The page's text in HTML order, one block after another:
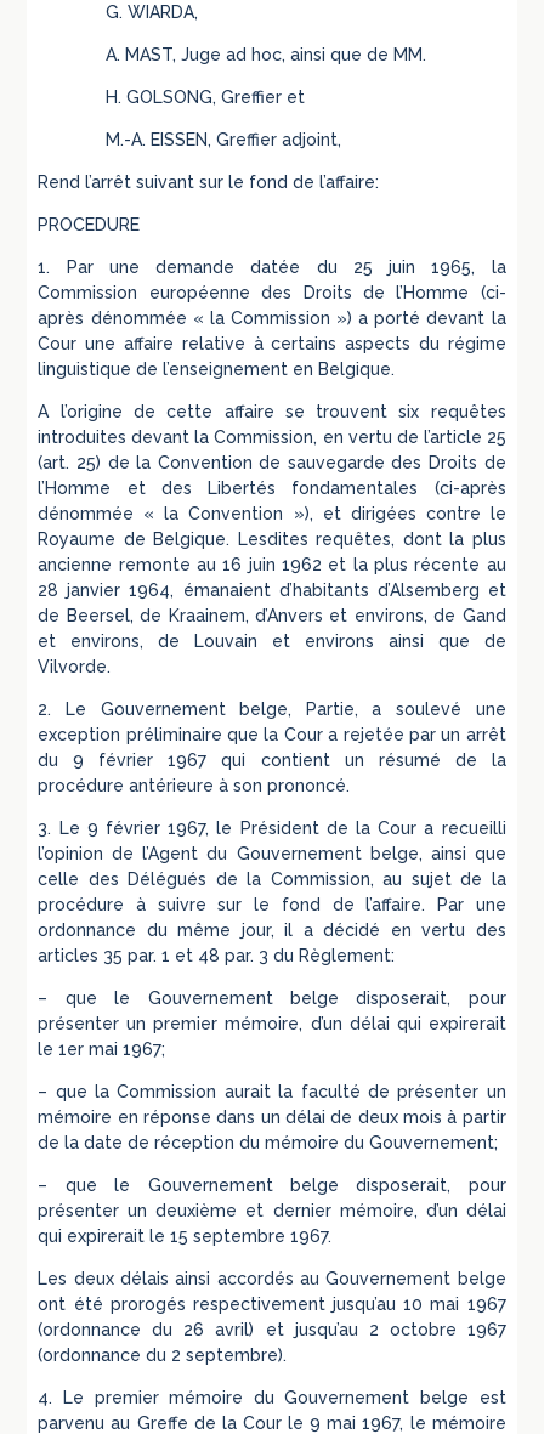
G. WIARDA,
A. MAST, Juge ad hoc, ainsi que de MM.
H. GOLSONG, Greffier et
M.-A. EISSEN, Greffier adjoint,
Rend l’arrêt suivant sur le fond de l’affaire:
PROCEDURE
1. Par une demande datée du 25 juin 1965, la
Commission européenne des Droits de l’Homme (ci-
après dénommée « la Commission ») a porté devant la
Cour une affaire relative à certains aspects du régime
linguistique de l’enseignement en Belgique.
A l’origine de cette affaire se trouvent six requêtes
introduites devant la Commission, en vertu de l’article 25
(art. 25) de la Convention de sauvegarde des Droits de
l’Homme et des Libertés fondamentales (ci-après
dénommée « la Convention »), et dirigées contre le
Royaume de Belgique. Lesdites requêtes, dont la plus
ancienne remonte au 16 juin 1962 et la plus récente au
28 janvier 1964, émanaient d’habitants d’Alsemberg et
de Beersel, de Kraainem, d’Anvers et environs, de Gand
et environs, de Louvain et environs ainsi que de
Vilvorde.
2. Le Gouvernement belge, Partie, a soulevé une
exception préliminaire que la Cour a rejetée par un arrêt
du 9 février 1967 qui contient un résumé de la
procédure antérieure à son prononcé.
3. Le 9 février 1967, le Président de la Cour a recueilli
l’opinion de l’Agent du Gouvernement belge, ainsi que
celle des Délégués de la Commission, au sujet de la
procédure à suivre sur le fond de l’affaire. Par une
ordonnance du même jour, il a décidé en vertu des
articles 35 par. 1 et 48 par. 3 du Règlement:
– que le Gouvernement belge disposerait, pour
présenter un premier mémoire, d’un délai qui expirerait
le 1er mai 1967;
– que la Commission aurait la faculté de présenter un
mémoire en réponse dans un délai de deux mois à partir
de la date de réception du mémoire du Gouvernement;
– que le Gouvernement belge disposerait, pour
présenter un deuxième et dernier mémoire, d’un délai
qui expirerait le 15 septembre 1967.
Les deux délais ainsi accordés au Gouvernement belge
ont été prorogés respectivement jusqu’au 10 mai 1967
(ordonnance du 26 avril) et jusqu’au 2 octobre 1967
(ordonnance du 2 septembre).
4. Le premier mémoire du Gouvernement belge est
parvenu au Greffe de la Cour le 9 mai 1967, le mémoire